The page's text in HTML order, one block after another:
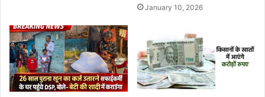
January 10, 2026